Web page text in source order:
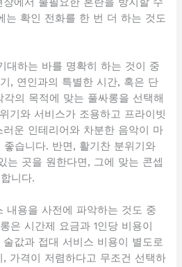
는 확인 전화를 한 번 더 하는 것도
대하는 바를 명확히 하는 것이 중
, 연인과의 특별한 시간, 혹은 단
의 목적에 맞는 풀싸롱을 선택해
기와 서비스가 조용하고 프라이빗
운 인테리어와 차분한 음악이 마
습니다. 반면, 활기찬 분위기와
는 곳을 원한다면, 그에 맞는 콘셉
니다.
내용을 사전에 파악하는 것도 중
은 시간제 요금과 1인당 비용이
값과 접대 서비스 비용이 별도로
가격이 저렴하다고 무조건 선택하